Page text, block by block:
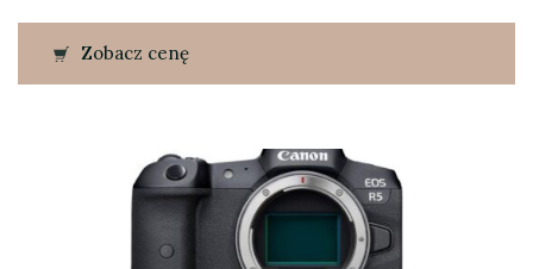
Zobacz cenę